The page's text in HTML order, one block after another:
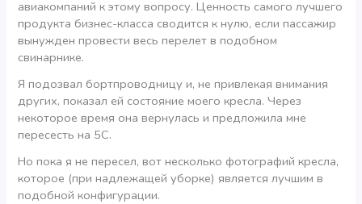
авиакомпаний к этому вопросу. Ценность самого лучшего
продукта бизнес-класса сводится к нулю, если пассажир
вынужден провести весь перелет в подобном
свинарнике.
Я подозвал бортпроводницу и, не привлекая внимания
других, показал ей состояние моего кресла. Через
некоторое время она вернулась и предложила мне
пересесть на 5С.
Но пока я не пересел, вот несколько фотографий кресла,
которое (при надлежащей уборке) является лучшим в
подобной конфигурации.